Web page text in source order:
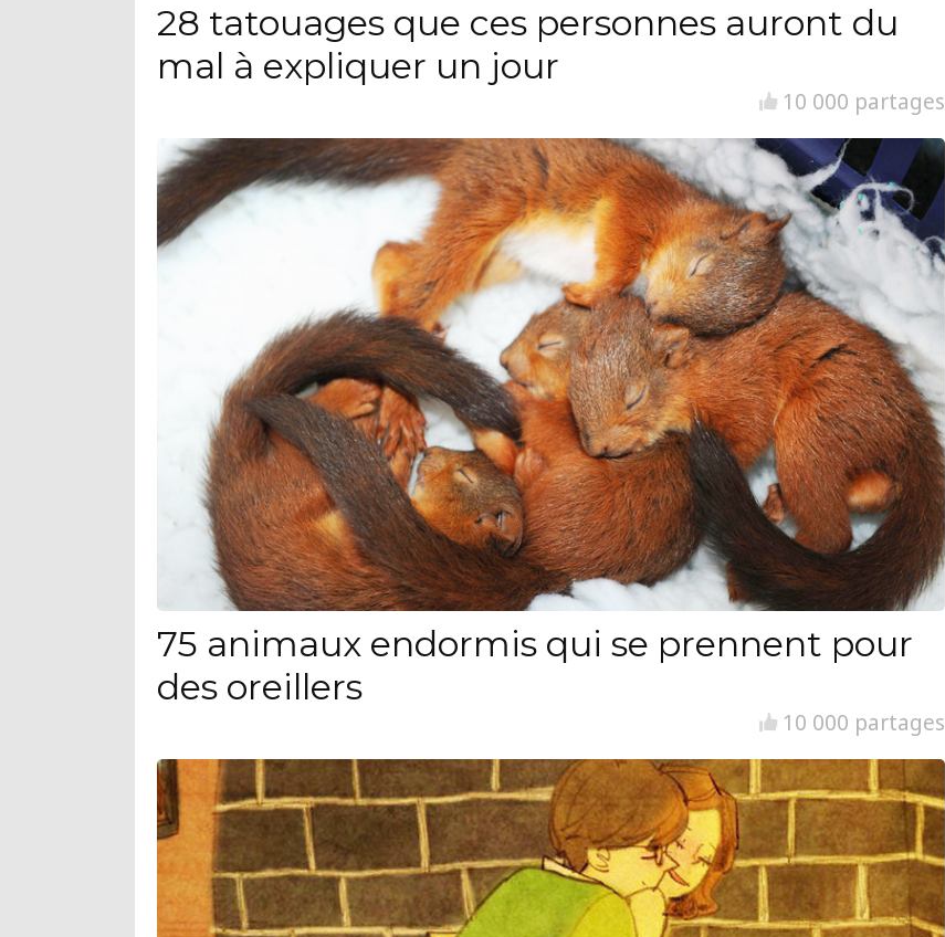
28 tatouages que ces personnes auront du
mal à expliquer un jour
10 000 partages
75 animaux endormis qui se prennent pour
des oreillers
10 000 partages